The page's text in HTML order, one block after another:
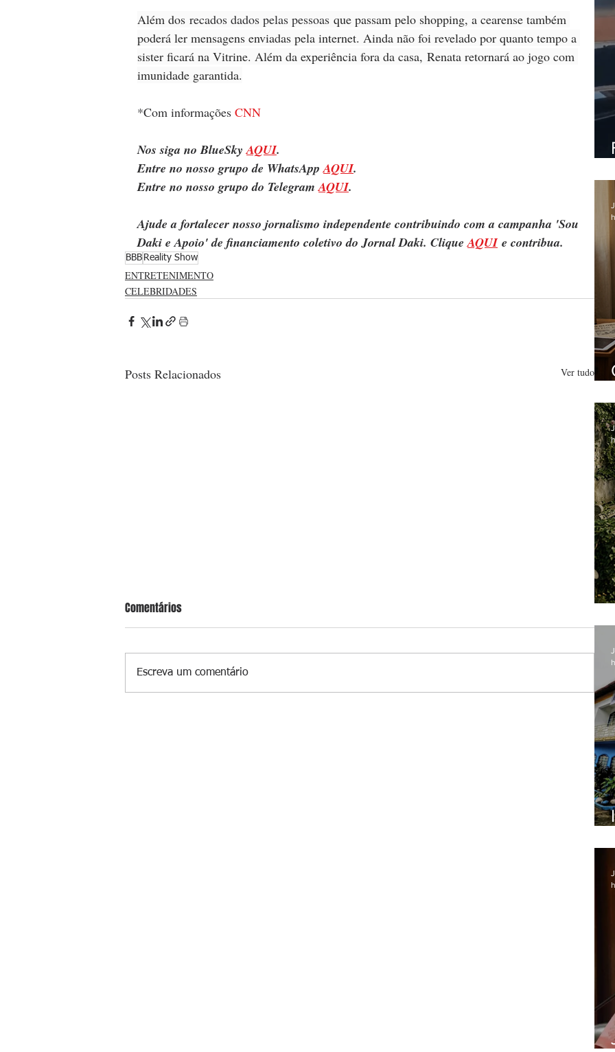
Além dos recados dados pelas pessoas que passam pelo shopping, a cearense também
poderá ler mensagens enviadas pela internet. Ainda não foi revelado por quanto tempo a
sister ficará na Vitrine. Além da experiência fora da casa, Renata retornará ao jogo com
imunidade garantida.
*Com informações CNN
Nos siga no BlueSky AQUI.
Entre no nosso grupo de WhatsApp AQUI.
Entre no nosso grupo do Telegram AQUI.
Ajude a fortalecer nosso jornalismo independente contribuindo com a campanha 'Sou
Daki e Apoio' de financiamento coletivo do Jornal Daki. Clique AQUI e contribua.
BBB Reality Show
ENTRETENIMENTO
CELEBRIDADES
Posts Relacionados Ver tudo
Comentários
Escreva um comentário